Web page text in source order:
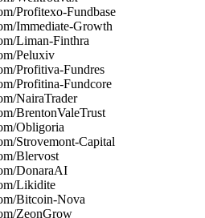
Profitexo-Fundbase
Immediate-Growth
Liman-Finthra
Peluxiv
Profitiva-Fundres
Profitina-Fundcore
NairaTrader
BrentonValeTrust
Obligoria
Strovemont-Capital
Blervost
DonaraAI
Likidite
Bitcoin-Nova
ZeonGrow